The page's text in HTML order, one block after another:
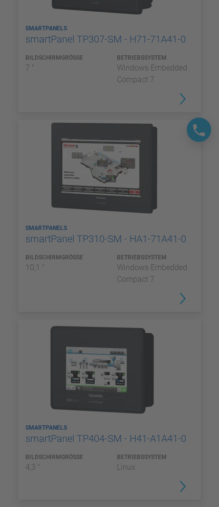
SMARTPANELS
smartPanel TP307-SM - H71-71A41-0
BILDSCHIRMGRÖSSE
7 "
BETRIEBSSYSTEM
Windows Embedded
Compact 7
SMARTPANELS
smartPanel TP310-SM - HA1-71A41-0
BILDSCHIRMGRÖSSE
10,1 "
BETRIEBSSYSTEM
Windows Embedded
Compact 7
SMARTPANELS
smartPanel TP404-SM - H41-A1A41-0
BILDSCHIRMGRÖSSE
4,3 "
BETRIEBSSYSTEM
Linux